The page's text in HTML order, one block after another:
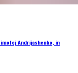
Andrijashenko, in